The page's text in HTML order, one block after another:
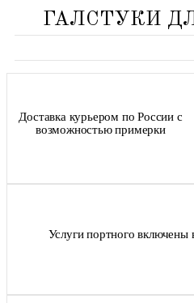
ГАЛСТУКИ
Доставка курьером по России с
возможностью примерки
Услуги портного включены